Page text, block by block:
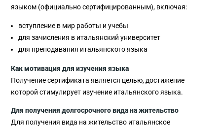
языком (официально сертифицированным), включая:
вступление в мир работы и учебы
для зачисления в итальянский университет
для преподавания итальянского языка
Как мотивация для изучения языка
Получение сертификата является целью, достижение
которой стимулирует изучение итальянского языка.
Для получения долгосрочного вида на жительство
Для получения вида на жительство итальянское